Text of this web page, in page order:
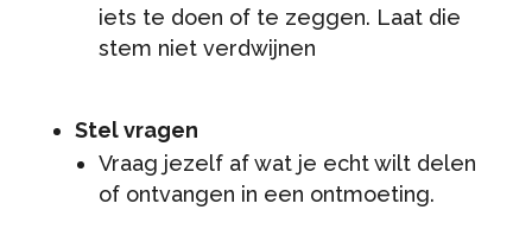
iets te doen of te zeggen. Laat die
stem niet verdwijnen
Stel vragen
Vraag jezelf af wat je echt wilt delen
of ontvangen in een ontmoeting.